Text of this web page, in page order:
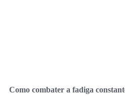
Como combater a fadiga